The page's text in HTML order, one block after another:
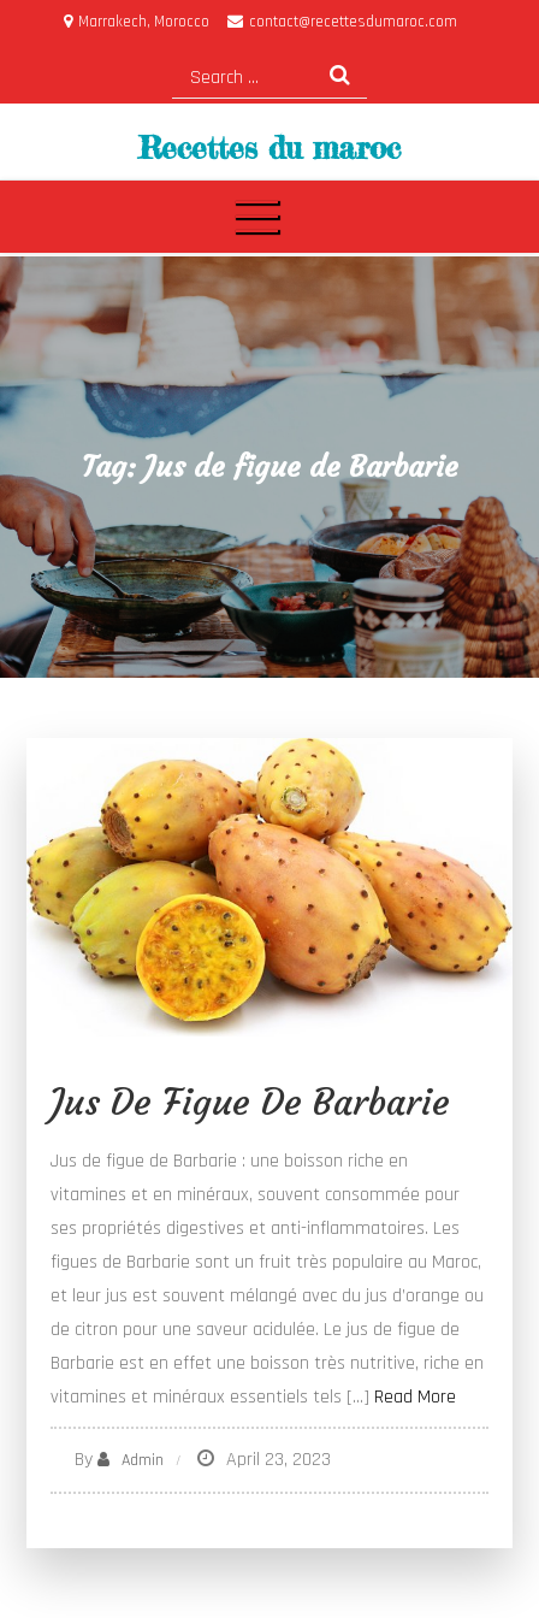
Marrakech, Morocco contact@recettesdumaroc.com
Search
for:
Recettes du maroc
Tag: Jus de figue de Barbarie
Jus De Figue De Barbarie
Jus de figue de Barbarie : une boisson riche en
vitamines et en minéraux, souvent consommée pour
ses propriétés digestives et anti-inflammatoires. Les
figues de Barbarie sont un fruit très populaire au Maroc,
et leur jus est souvent mélangé avec du jus d’orange ou
de citron pour une saveur acidulée. Le jus de figue de
Barbarie est en effet une boisson très nutritive, riche en
vitamines et minéraux essentiels tels […] Read More
By Admin April 23, 2023